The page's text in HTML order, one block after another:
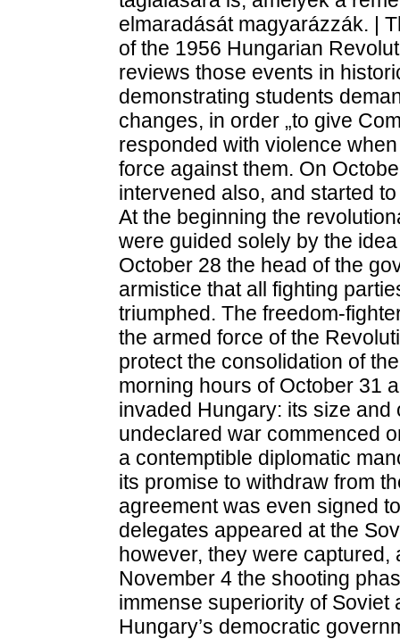
elmaradását magyarázzák. |
of the 1956 Hungarian
reviews those events in
demonstrating students
changes, in order „to give
responded with violence
force against them. On
intervened also, and started
At the beginning the
were guided solely by the
October 28 the head of the
armistice that all fighting
triumphed. The freedom-
the armed force of the
protect the consolidation of
morning hours of October 31
invaded Hungary: its size
undeclared war commenced
a contemptible diplomatic
its promise to withdraw from
agreement was even signed
delegates appeared at the
however, they were
November 4 the shooting
immense superiority of
Hungary’s democratic